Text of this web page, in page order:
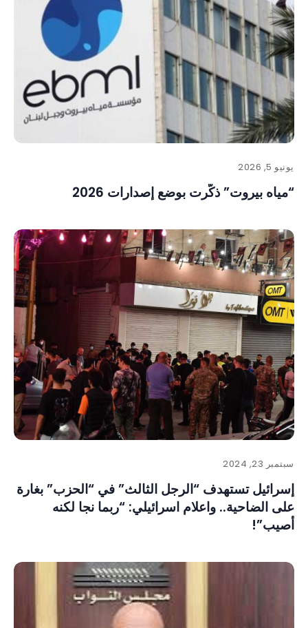
يونيو 5, 2026
“مياه بيروت” ذكّرت بوضع إصدارات 2026
سبتمبر 23, 2024
إسرائيل تستهدف “الرجل الثالث” في “الحزب” بغارة
على الضاحية.. واعلام اسرائيلي: “ربما نجا لكنه
أصيب”!